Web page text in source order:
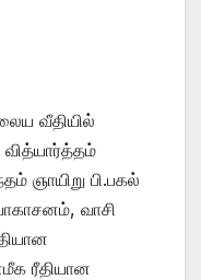
வீதியில்
ஞாயிறு பி.பகல்
வாசி
ரீதியான